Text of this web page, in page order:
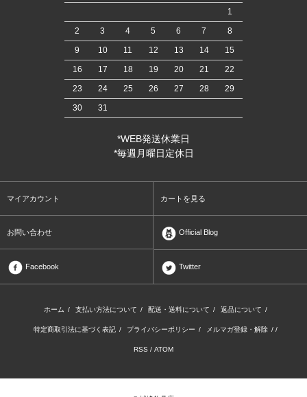
1
2
3 4 5 6 7
8
9
10 11 12 13 14
15
16
17 18 19 20 21
22
23
24 25 26 27 28
29
30
31
*WEB発送休業日
*毎週月曜日定休日
マイアカウント カートを見る
お問い合わせ Official Blog
Facebook Twitter
ホーム / 支払い方法について / 配送・送料について / 返品について /
特定商取引法に基づく表記 / プライバシーポリシー / メルマガ登録・解除 / /
RSS / ATOM